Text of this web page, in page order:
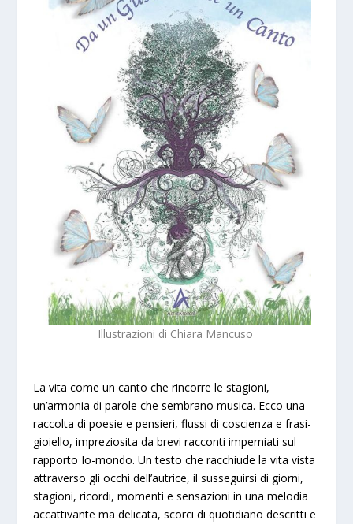
Illustrazioni di Chiara Mancuso
La vita come un canto che rincorre le stagioni,
un’armonia di parole che sembrano musica. Ecco una
raccolta di poesie e pensieri, flussi di coscienza e frasi-
gioiello, impreziosita da brevi racconti imperniati sul
rapporto Io-mondo. Un testo che racchiude la vita vista
attraverso gli occhi dell’autrice, il susseguirsi di giorni,
stagioni, ricordi, momenti e sensazioni in una melodia
accattivante ma delicata, scorci di quotidiano descritti e